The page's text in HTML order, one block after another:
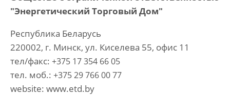
"Энергетический Торговый Дом"
Республика Беларусь
220002, г. Минск, ул. Киселева 55, офис 11
тел/факс: +375 17 354 66 05
тел. моб.: +375 29 766 00 77
website: www.etd.by